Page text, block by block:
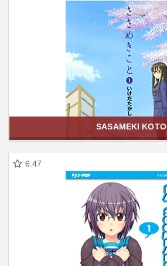
SASAMEKI KOTO
6.47